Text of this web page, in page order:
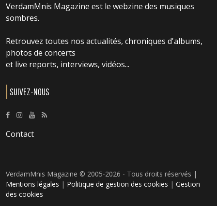
VerdamMnis Magazine est le webzine des musiques
sombres.
Retrouvez toutes nos actualités, chroniques d'albums,
photos de concerts
et live reports, interviews, vidéos...
SUIVEZ-NOUS
Contact
VerdamMnis Magazine © 2005-2026 - Tous droits réservés |
Mentions légales | Politique de gestion des cookies | Gestion
des cookies